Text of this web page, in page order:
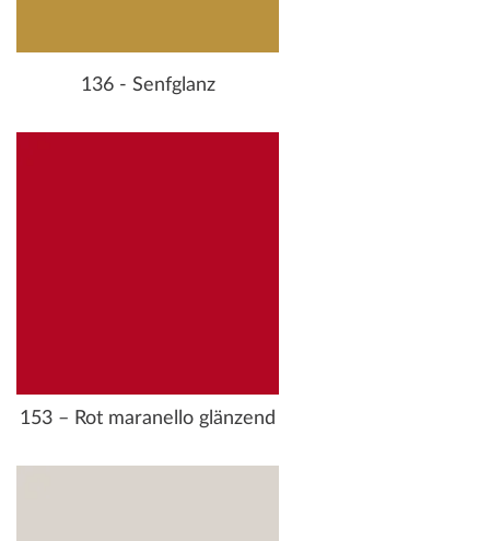
136 - Senfglanz
153 – Rot maranello glänzend